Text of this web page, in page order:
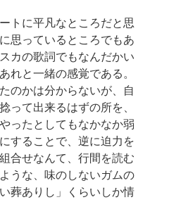
トに平凡なところだと思
思っているところでもあ
カの歌詞でもなんだかい
れと一緒の感覚である。
のかは分からないが、自
って出来るはずの所を、
ったとしてもなかなか弱
することで、逆に迫力を
合せなんて、行間を読む
うな、味のしないガムの
葬ありし」くらいしか情